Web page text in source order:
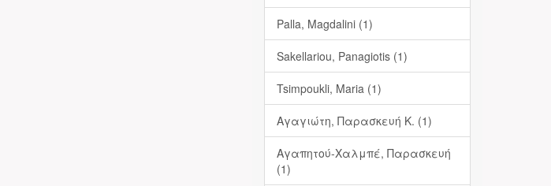
Palla, Magdalini (1)
Sakellariou, Panagiotis (1)
Tsimpoukli, Maria (1)
Αγαγιώτη, Παρασκευή Κ. (1)
Αγαπητού-Χαλμπέ, Παρασκευή
(1)